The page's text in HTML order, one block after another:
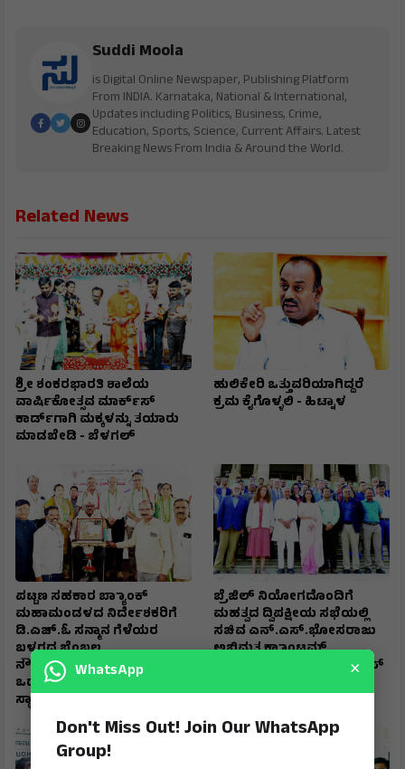
Suddi Moola
is Digital Online Newspaper, Publishing Platform
From INDIA. Karnataka, National & International,
Updates including Politics, Business, Crime,
Education, Sports, Science, Current Affairs. Latest
Breaking News From India & Around the World.
Related News
ಶ್ರೀ ಶಂಕರಭಾರತಿ ಶಾಲೆಯ
ವಾರ್ಷಿಕೋತ್ಸವ ಮಾರ್ಕ್‌ಸ್‌
ಕಾರ್ಡ್‌ಗಾಗಿ ಮಕ್ಕಳನ್ನು ತಯಾರು
ಮಾಡಬೇಡಿ - ಬೆಳಗಲ್
ಹುಲಿಕೇರಿ ಒತ್ತುವರಿಯಾಗಿದ್ದರೆ
ಕ್ರಮ ಕೈಗೊಳ್ಳಲಿ - ಹಿಟ್ನಾಳ
ಪಟ್ಟಣ ಸಹಕಾರ ಬ್ಯಾಾಂಕ್
ಮಹಾಮಂಡಳದ ನಿರ್ದೇಶಕರಿಗೆ
ಡಿ.ಎಚ್.ಓ ಸನ್ಮಾನ ಗೆಳೆಯರ
ಬಳಗದ ಬೆಂಬಲ,
ನೌಕರರೊಂದಿಗಿನ ಒಳ್ಳೆಯ
ಒಡನಾಟದಿಂದ ಉನ್ನತ
ಸ್ಥಾನಮಾನ
ಬ್ರೆಜಿಲ್ ನಿಯೋಗದೊಂದಿಗೆ
ಮಹತ್ವದ ದ್ವಿಪಕ್ಷೀಯ ಸಭೆಯಲ್ಲಿ
ಸಚಿವ ಎನ್.ಎಸ್.ಭೋಸರಾಜು
ಅಭಿಮತ ಕ್ವಾಾಂಟಮ್
ತಂತ್ರಜ್ಞಾನದ ಅಭಿವೃದ್ದಿಗೆ ಬ್ರಿಕ್‌ಸ್‌
WhatsApp ×
Don't Miss Out! Join Our WhatsApp
Group!